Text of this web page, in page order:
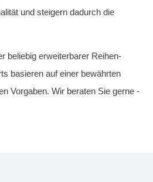
und steigern dadurch die
beliebig erweiterbarer Reihen-
basieren auf einer bewährten
Vorgaben. Wir beraten Sie gerne -